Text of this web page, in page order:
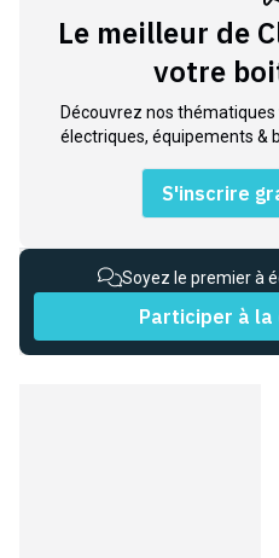
Le meilleur de
votre
Découvrez nos
électriques, équipements &
S'inscrire
Soyez le premier à
Participer à